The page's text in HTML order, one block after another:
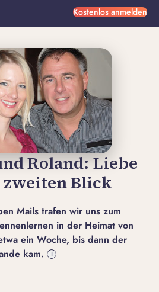
Kostenlos anmelden
Roland: Liebe
zweiten Blick
Mails trafen wir uns zum
in der Heimat von
ein Woche, bis dann der
kam.
i